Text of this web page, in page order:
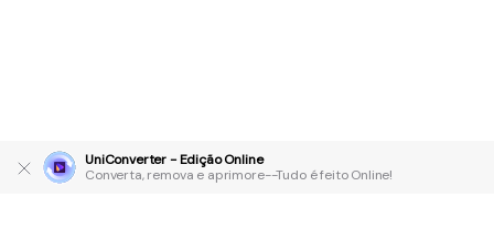
UniConverter - Edição Online
Converta, remova e aprimore--Tudo é feito Online!